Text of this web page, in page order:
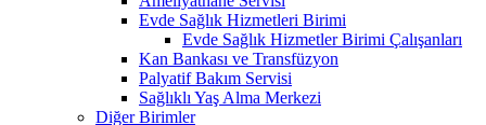
Evde Sağlık Hizmetleri Birimi
Evde Sağlık Hizmetler Birimi Çalışanları
Kan Bankası ve Transfüzyon
Palyatif Bakım Servisi
Sağlıklı Yaş Alma Merkezi
Diğer Birimler